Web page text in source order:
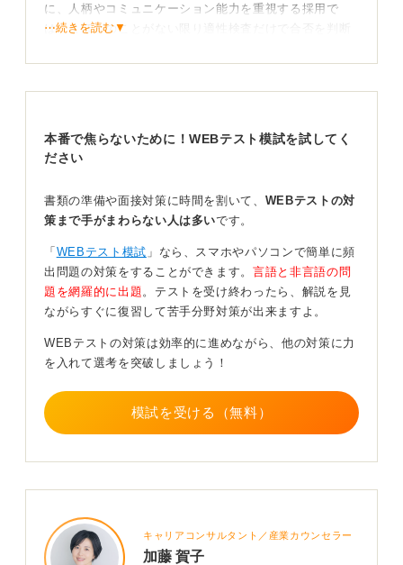
に、人柄やコミュニケーション能力を重視する採用で
は、よほどのことがない限り適性検査だけで合否を判断
隙間時間を使って勉強して問題に慣れておこう
もし適性検査で落ちてしまったら、その企業とは縁がな
かったと考えるのが基本です。どうしてもあきらめきれ
ない場合は、再エントリーが可能か調べてみるのも良い
でしょう。
また、対策としては市販の参考書などを活用し、移動中
などの隙間時間で勉強する学生が多いようです。
少しずつでも問題に慣れておくことで、本番で落ち着い
て実力を発揮できるようになります。気持ちを切り替え
⋯続きを読む▼
本番で焦らないために！WEBテスト模試を試してく
ださい
書類の準備や面接対策に時間を割いて、 WEBテストの対
策まで手がまわらない人は多いです。
「 WEBテスト模試 」なら、スマホやパソコンで簡単に頻
出問題の対策をすることができます。言語と非言語の問
題を網羅的に出題 。テストを受け終わったら、解説を見
ながらすぐに復習して苦手分野対策が出来ますよ。
WEBテストの対策は効率的に進めながら、他の対策に力
を入れて選考を突破しましょう！
模試を受ける（無料）
キャリアコンサルタント／産業カウンセラー
加藤 賀子